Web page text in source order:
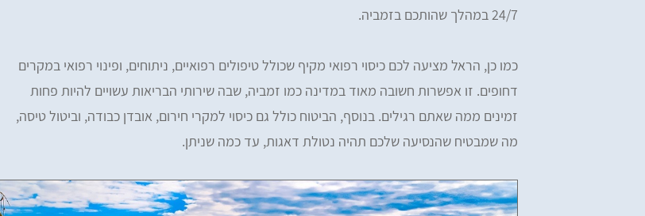
24/7 במהלך שהותכם בזמביה.
כמו כן, הראל מציעה לכם כיסוי רפואי מקיף שכולל טיפולים רפואיים, ניתוחים, ופינוי רפואי במקרים
דחופים. זו אפשרות חשובה מאוד במדינה כמו זמביה, שבה שירותי הבריאות עשויים להיות פחות
זמינים ממה שאתם רגילים. בנוסף, הביטוח כולל גם כיסוי למקרי חירום, אובדן כבודה, וביטול טיסה,
מה שמבטיח שהנסיעה שלכם תהיה נטולת דאגות, עד כמה שניתן.